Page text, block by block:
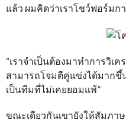
แล้ว ผมคิดว่าเราโชว์ฟอร์มก
“เราจำเป็นต้องมาทำการวิเ
สามารถโจมตีคู่แข่งได้มากขึ้
เป็นทีมที่ไม่เคยยอมแพ้”
ขณะเดียวกันเขายังให้สัมภา